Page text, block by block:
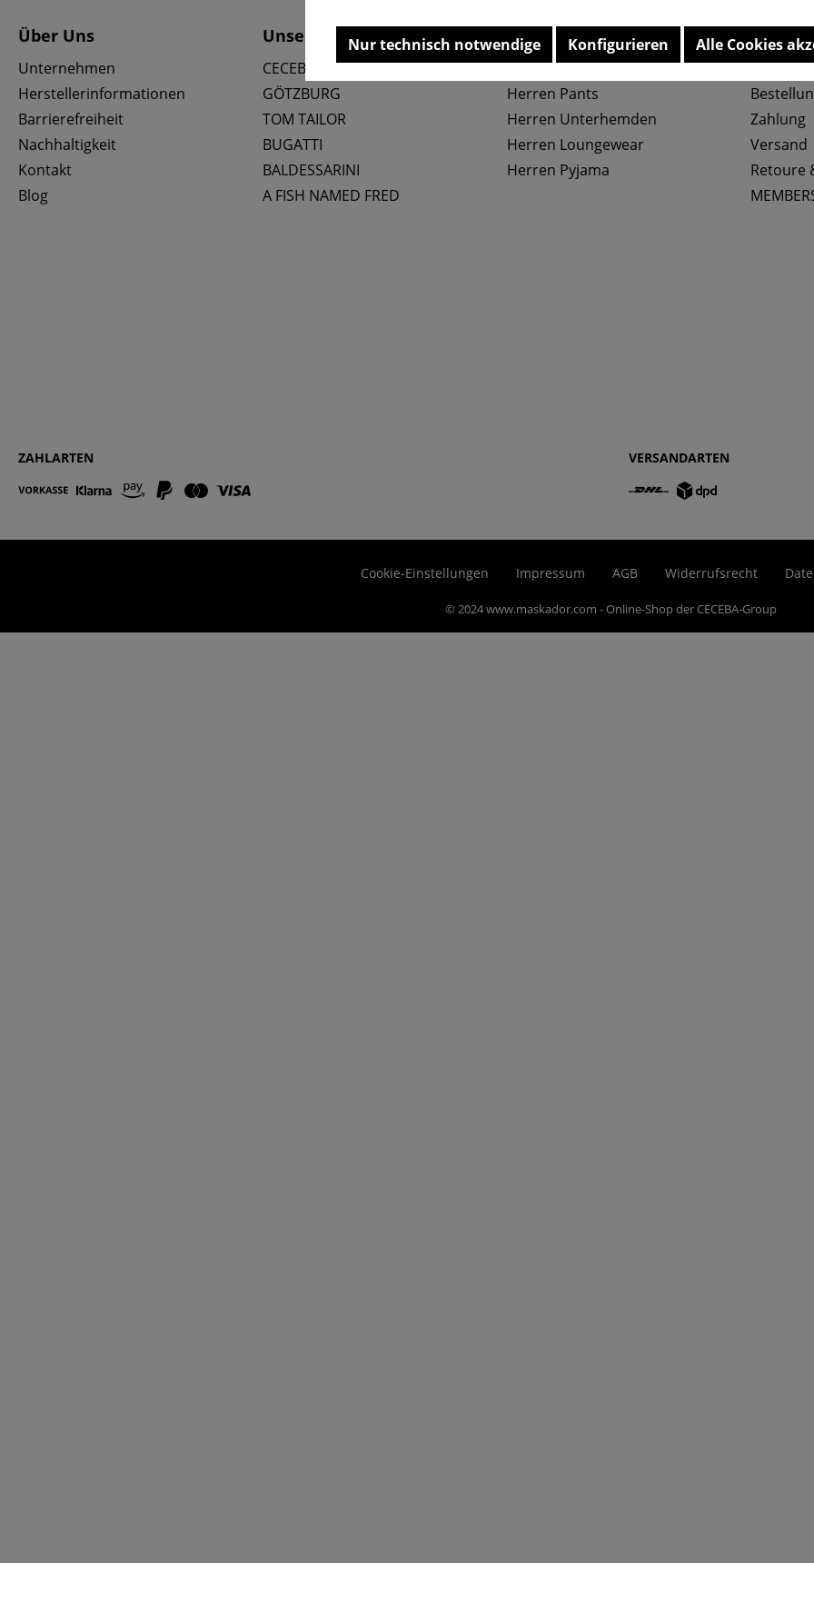
Über Uns
Unternehmen
Herstellerinformationen
Barrierefreiheit
Nachhaltigkeit
Kontakt
Blog
Unsere Marken
CECEBA
GÖTZBURG
TOM TAILOR
BUGATTI
BALDESSARINI
A FISH NAMED FRED
Top Kategorien
Herren Slips
Herren Pants
Herren Unterhemden
Herren Loungewear
Herren Pyjama
Service
Zahlung
Versand
Retoure
ZAHLARTEN VERSANDARTEN
Cookie-Einstellungen Impressum AGB Widerrufsrecht
© 2024 www.maskador.com - Online-Shop der CECEBA-Group
Nur technisch notwendige Konfigurieren Alle Cookies